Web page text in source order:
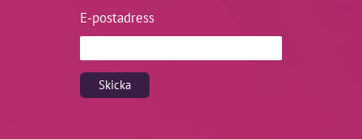
E-postadress
Skicka